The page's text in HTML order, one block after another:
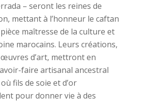
– seront les reines de
mettant à l’honneur le caftan
maîtresse de la culture et
marocains. Leurs créations,
d’art, mettront en
faire artisanal ancestral
fils de soie et d’or
pour donner vie à des